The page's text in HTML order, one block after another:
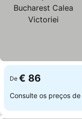
De € 86
Consulte os preços de